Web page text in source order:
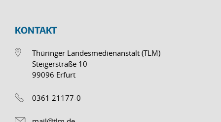
KONTAKT
Thüringer Landesmedienanstalt (TLM)
Steigerstraße 10
99096 Erfurt
0361 21177-0